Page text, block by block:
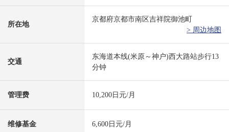
所在地
京都府京都市南区吉祥院御池町
> 周边地图
交通
东海道本线(米原～神户)西大路站步行13
分钟
管理费 10,200日元/月
维修基金 6,600日元/月